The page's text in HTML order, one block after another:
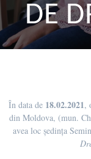
DE
În data de 18.02.2021,
din Moldova, (mun.
avea loc ședința